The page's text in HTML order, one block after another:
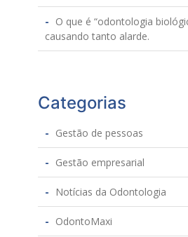
O que é “odontologia
causando tanto alarde.
Categorias
Gestão de pessoas
Gestão empresarial
Notícias da Odontologia
OdontoMaxi